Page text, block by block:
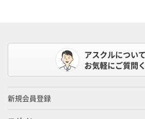
アスクルについて
お気軽にご質問
新規会員登録